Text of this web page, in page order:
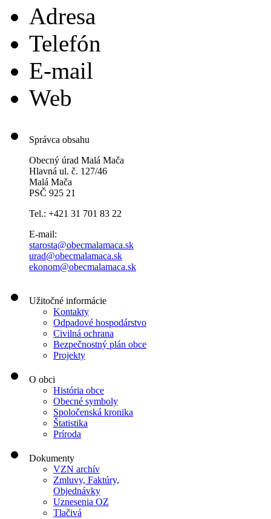
Adresa
Telefón
E-mail
Web
Správca obsahu
Obecný úrad Malá Mača
Hlavná ul. č. 127/46
Malá Mača
PSČ 925 21
Tel.: +421 31 701 83 22
E-mail:
starosta@obecmalamaca.sk
urad@obecmalamaca.sk
ekonom@obecmalamaca.sk
Užitočné informácie
Kontakty
Odpadové hospodárstvo
Civilná ochrana
Bezpečnostný plán obce
Projekty
O obci
História obce
Obecné symboly
Spoločenská kronika
Štatistika
Príroda
Dokumenty
VZN archív
Zmluvy, Faktúry,
Objednávky
Uznesenia OZ
Tlačivá